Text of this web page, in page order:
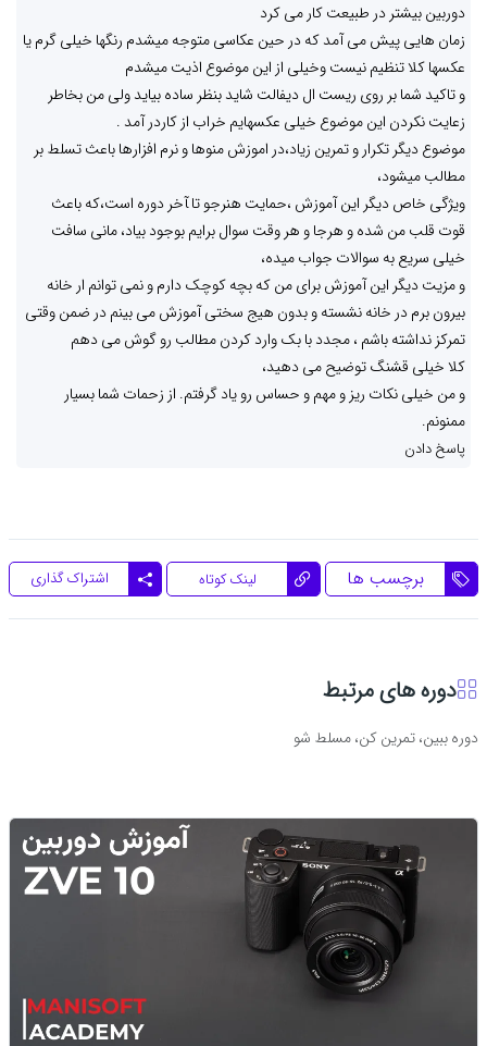
دوربین بیشتر در طبیعت کار می کرد
زمان هایی پیش می آمد که در حین عکاسی متوجه میشدم رنگها خیلی گرم یا
عکسها کلا تنظیم نیست وخیلی از این موضوع اذیت میشدم
و تاکید شما بر روی ریست ال دیفالت شاید بنظر ساده بیاید ولی من بخاطر
زعایت نکردن این موضوع خیلی عکسهایم خراب از کاردر آمد .
موضوع دیگر تکرار و تمرین زیاد،در اموزش منوها و نرم افزارها باعث تسلط بر
مطالب میشود،
ویژگی خاص دیگر این آموزش ،حمایت هنرجو تا ‍‍‍آخر دوره است،که باعث
قوت قلب من شده و هرجا و هر وقت سوال برایم بوجود بیاد، مانی سافت
خیلی سریع به سوالات جواب میده،
و مزیت دیگر این آموزش برای من که بچه کوچک دارم و نمی توانم ار خانه
بیرون برم در خانه نشسته و بدون هیج سختی آموزش می بینم در ضمن وقتی
تمرکز نداشته باشم ، مجدد با بک وارد کردن مطالب رو گوش می دهم
کلا خیلی قشنگ توضیح می دهید،
و من خیلی نکات ریز و مهم و حساس رو یاد گرفتم. از زحمات شما بسیار
ممنونم.
پاسخ دادن
برچسب ها لینک کوتاه اشتراک گذاری
دوره های مرتبط
دوره ببین، تمرین کن، مسلط شو